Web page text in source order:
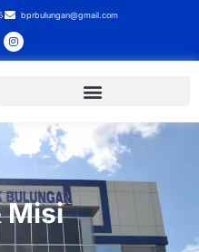
bprbulungan@gmail.com
Misi